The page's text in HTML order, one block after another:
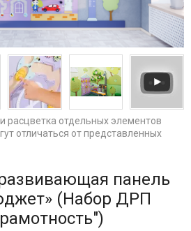
расцветка отдельных элементов
отличаться от представленных
панель
(Набор ДРП